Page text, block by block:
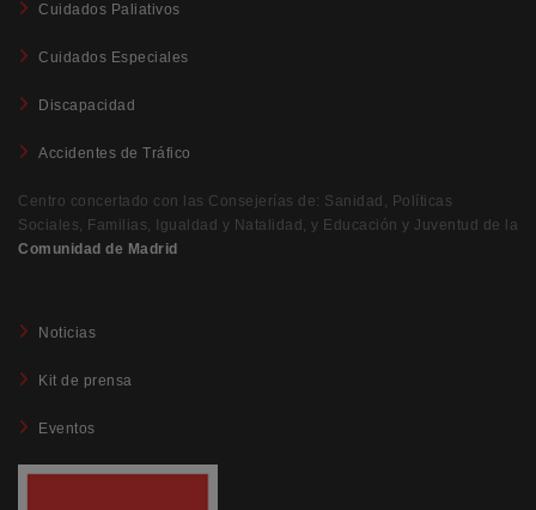
Cuidados Paliativos
Cuidados Especiales
Discapacidad
Accidentes de Tráfico
Centro concertado con las Consejerías de: Sanidad, Políticas
Sociales, Familias, Igualdad y Natalidad, y Educación y Juventud de la
Comunidad de Madrid
Noticias
Kit de prensa
Eventos